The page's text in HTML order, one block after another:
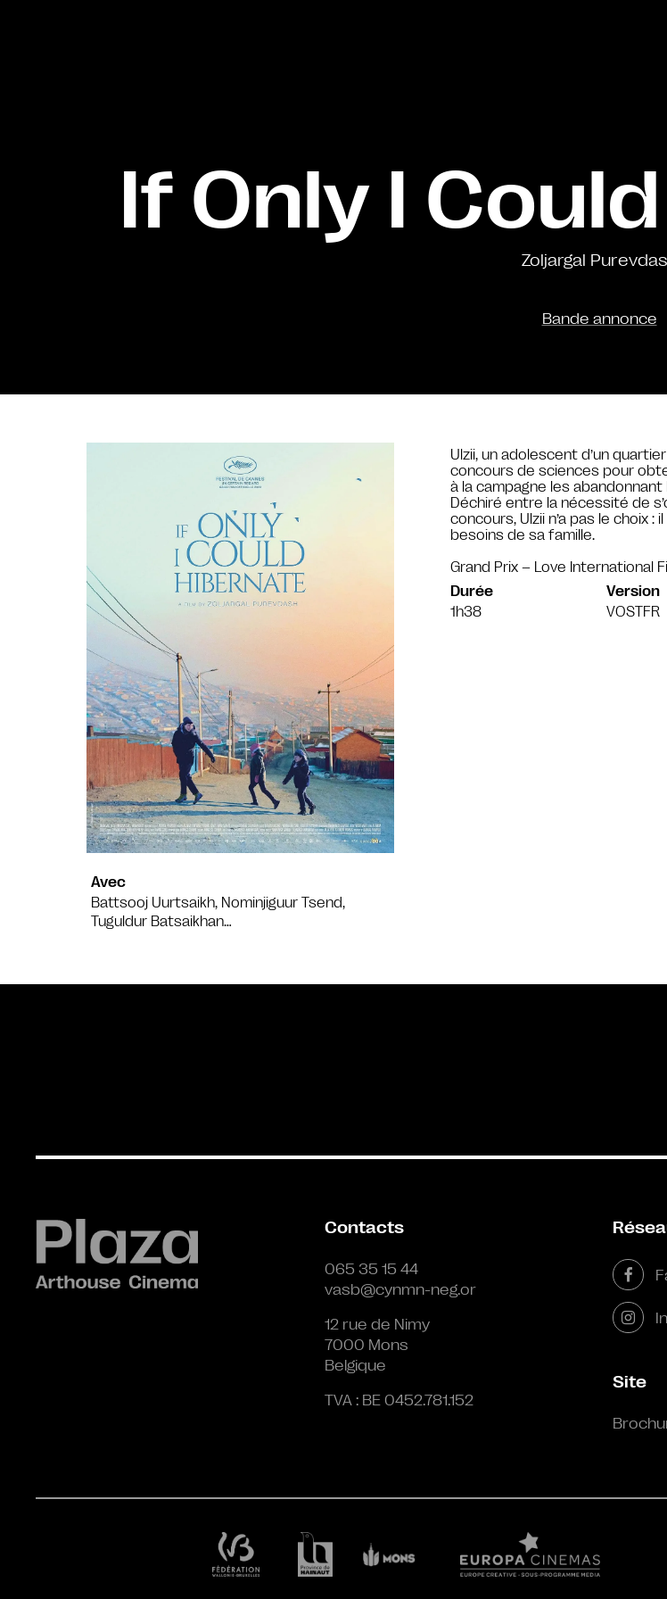
If Only I
Zoljargal
Bande annonce
Avec
Battsooj Uurtsaikh, Nominjiguur Tsend,
Tuguldur Batsaikhan…
Ulzii, un adolescent d’un
concours de sciences pour
à la campagne les
Déchiré entre la nécessité de
concours, Ulzii n’a pas le choix
besoins de sa famille.
Grand Prix – Love International
Durée
1h38
Version
VOSTFR
Contacts
065 35 15 44
vasb@cynmn-neg.or
12 rue de Nimy
7000 Mons
Belgique
TVA : BE 0452.781.152
Site